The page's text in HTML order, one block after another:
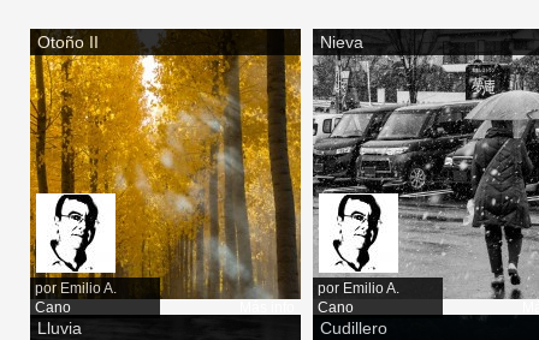
Otoño II
por Emilio A.
Cano
Nieva
por Emilio A.
Cano
Lluvia Cudillero